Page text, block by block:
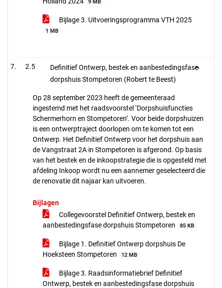
9 MB
Bijlage 3. Uitvoeringsprogramma VTH 2025
1 MB
2.5
Definitief Ontwerp, bestek en aanbestedingsfase
dorpshuis Stompetoren (Robert te Beest)
Op 28 september 2023 heeft de gemeenteraad
ingestemd met het raadsvoorstel ‘Dorpshuisfuncties
Schermerhorn en Stompetoren’. Voor beide dorpshuizen
is een ontwerptraject doorlopen om te komen tot een
Ontwerp. Het Definitief Ontwerp voor het dorpshuis aan
de Vangstraat 2A in Stompetoren is afgerond. Op basis
van het bestek en de inkoopstrategie die is opgesteld met
afdeling Inkoop wordt nu een aannemer geselecteerd die
de renovatie dit najaar kan uitvoeren.
Bijlagen
Collegevoorstel Definitief Ontwerp, bestek en
aanbestedingsfase dorpshuis Stompetoren
85 KB
Bijlage 1. Definitief Ontwerp dorpshuis De
Hoeksteen Stompetoren
12 MB
Bijlage 3. Raadsinformatiebrief Definitief
Ontwerp, bestek en aanbestedingsfase dorpshuis